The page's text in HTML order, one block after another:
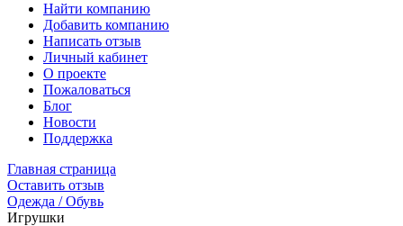
Найти компанию
Добавить компанию
Написать отзыв
Личный кабинет
О проекте
Пожаловаться
Блог
Новости
Поддержка
Главная страница
Оставить отзыв
Одежда / Обувь
Игрушки